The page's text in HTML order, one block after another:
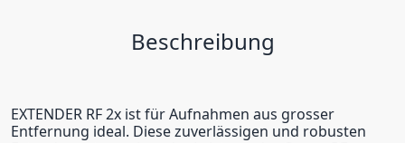
Beschreibung
EXTENDER RF 2x ist für Aufnahmen aus grosser
Entfernung ideal. Diese zuverlässigen und robusten